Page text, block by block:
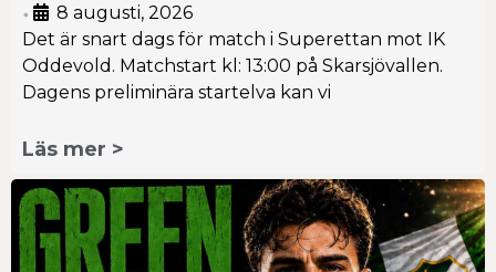
•
8 augusti, 2026
Det är snart dags för match i Superettan mot IK
Oddevold. Matchstart kl: 13:00 på Skarsjövallen.
Dagens preliminära startelva kan vi
Läs mer >